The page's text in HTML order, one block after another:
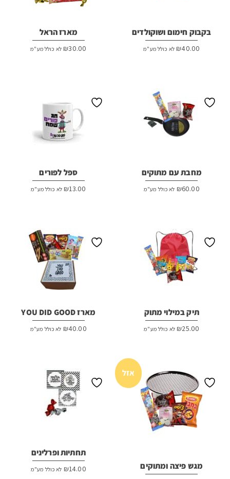
בקבוק חימום ושוקולדים
₪40.00 לא כולל מע"מ
מארז הראל
₪30.00 לא כולל מע"מ
מחבת עם מתוקים
₪60.00 לא כולל מע"מ
ספל לפורים
₪13.00 לא כולל מע"מ
תיק במילוי מתוק
₪25.00 לא כולל מע"מ
מארז YOU DID GOOD
₪40.00 לא כולל מע"מ
אזל
מגש פיצה ומתוקים
תחתיות ופרלינים
₪14.00 לא כולל מע"מ